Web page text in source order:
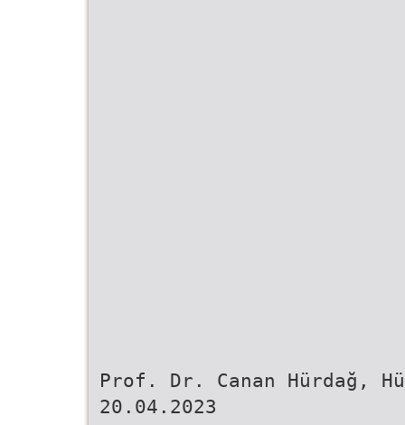
Prof. Dr. Canan Hürdağ,
20.04.2023